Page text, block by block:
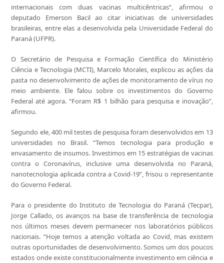
internacionais com duas vacinas multicêntricas”, afirmou o
deputado Emerson Bacil ao citar iniciativas de universidades
brasileiras, entre elas a desenvolvida pela Universidade Federal do
Paraná (UFPR).
O Secretário de Pesquisa e Formação Científica do Ministério
Ciência e Tecnologia (MCTI), Marcelo Morales, explicou as ações da
pasta no desenvolvimento de ações de monitoramento de vírus no
meio ambiente. Ele falou sobre os investimentos do Governo
Federal até agora. “Foram R$ 1 bilhão para pesquisa e inovação”,
afirmou.
Segundo ele, 400 mil testes de pesquisa foram desenvolvidos em 13
universidades no Brasil. “Temos tecnologia para produção e
envasamento de insumos. Investimos em 15 estratégias de vacinas
contra o Coronavírus, inclusive uma desenvolvida no Paraná,
nanotecnologia aplicada contra a Covid-19”, frisou o representante
do Governo Federal.
Para o presidente do Instituto de Tecnologia do Paraná (Tecpar),
Jorge Callado, os avanços na base de transferência de tecnologia
nos últimos meses devem permanecer nos laboratórios públicos
nacionais. “Hoje temos a atenção voltada ao Covid, mas existem
outras oportunidades de desenvolvimento. Somos um dos poucos
estados onde existe constitucionalmente investimento em ciência e